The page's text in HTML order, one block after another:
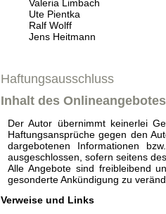
Valeria Limbach
Ute Pientka
Ralf Wolff
Jens Heitmann
Haftungsausschluss
Inhalt des Onlineangebotes
Der Autor übernimmt keinerlei
Haftungsansprüche gegen den
dargebotenen Informationen
ausgeschlossen, sofern seitens
Alle Angebote sind freibleibend
gesonderte Ankündigung zu
Verweise und Links